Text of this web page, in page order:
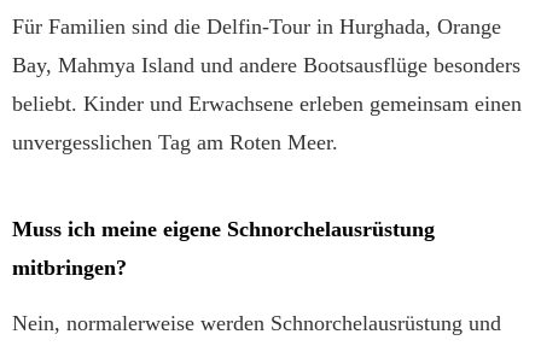
Für Familien sind die Delfin-Tour in Hurghada, Orange
Bay, Mahmya Island und andere Bootsausflüge besonders
beliebt. Kinder und Erwachsene erleben gemeinsam einen
unvergesslichen Tag am Roten Meer.
Muss ich meine eigene Schnorchelausrüstung
mitbringen?
Nein, normalerweise werden Schnorchelausrüstung und